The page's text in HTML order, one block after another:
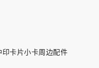
印卡片小卡周边配件